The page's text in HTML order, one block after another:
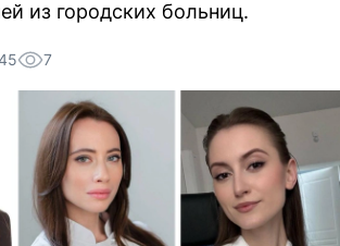
из городских больниц.
7